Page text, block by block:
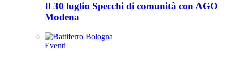
Il 30 luglio Specchi di comunità con AGO
Modena
Eventi